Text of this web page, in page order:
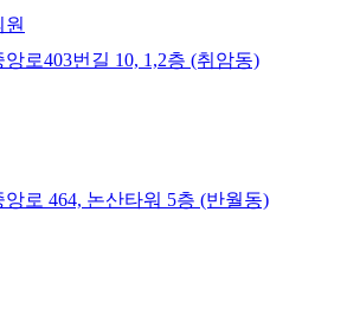
로403번길 10, 1,2층 (취암동)
로 464, 논산타워 5층 (반월동)